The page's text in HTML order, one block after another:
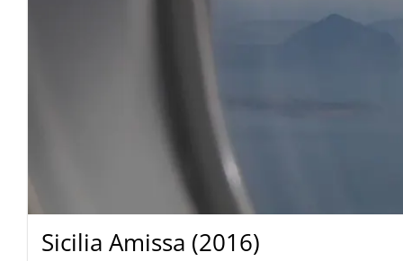
Sicilia Amissa (2016)